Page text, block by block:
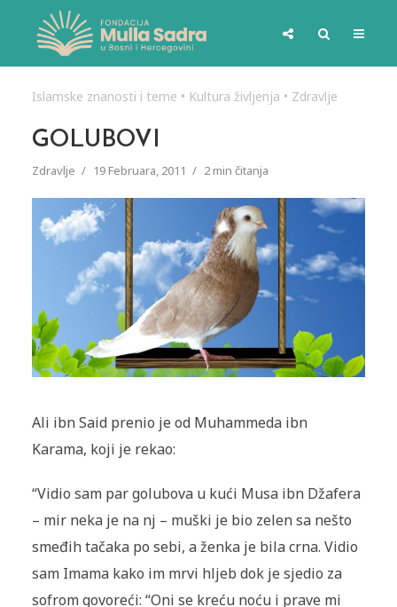
Islamske znanosti i teme • Kultura življenja • Zdravlje
GOLUBOVI
Zdravlje 19 Februara, 2011 2 min čitanja
Ali ibn Said prenio je od Muhammeda ibn
Karama, koji je rekao:
“Vidio sam par golubova u kući Musa ibn Džafera
– mir neka je na nj – muški je bio zelen sa nešto
smeđih tačaka po sebi, a ženka je bila crna. Vidio
sam Imama kako im mrvi hljeb dok je sjedio za
sofrom govoreći: “Oni se kreću noću i prave mi